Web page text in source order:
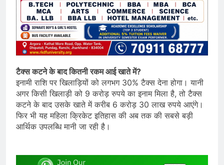
टैक्स कटने के बाद कितनी रकम आई खाते में?
इनामी राशि पर खिलाड़ियों को लगभग 30% टैक्स देना होगा। यानी
अगर किसी खिलाड़ी को 9 करोड़ रुपये का इनाम मिला है, तो टैक्स
कटने के बाद उसके खाते में करीब 6 करोड़ 30 लाख रुपये आएंगे।
फिर भी यह महिला क्रिकेट इतिहास की अब तक की सबसे बड़ी
आर्थिक उपलब्धि मानी जा रही है।